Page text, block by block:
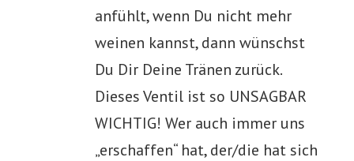
anfühlt, wenn Du nicht mehr
weinen kannst, dann wünschst
Du Dir Deine Tränen zurück.
Dieses Ventil ist so UNSAGBAR
WICHTIG! Wer auch immer uns
„erschaffen“ hat, der/die hat sich